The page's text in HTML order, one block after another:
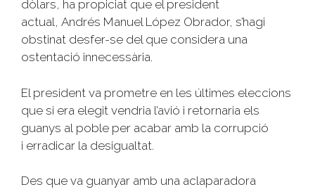
dòlars, ha propiciat que el president
actual, Andrés Manuel López Obrador, s’hagi
obstinat desfer-se del que considera una
ostentació innecessària.
El president va prometre en les últimes eleccions
que si era elegit vendria l’avió i retornaria els
guanys al poble per acabar amb la corrupció
i erradicar la desigualtat.
Des que va guanyar amb una aclaparadora